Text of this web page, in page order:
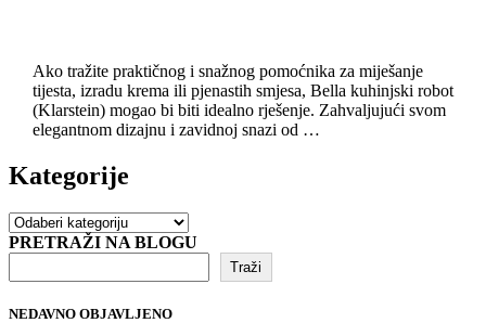
Ako tražite praktičnog i snažnog pomoćnika za miješanje
tijesta, izradu krema ili pjenastih smjesa, Bella kuhinjski robot
(Klarstein) mogao bi biti idealno rješenje. Zahvaljujući svom
elegantnom dizajnu i zavidnoj snazi od …
Kategorije
Kategorije
PRETRAŽI NA BLOGU
Traži
NEDAVNO OBJAVLJENO